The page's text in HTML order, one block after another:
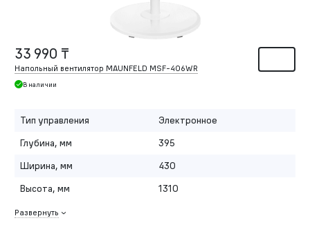
33 990 ₸
Напольный вентилятор MAUNFELD MSF-406WR
В наличии
Тип управления
Электронное
Глубина, мм
395
Ширина, мм
430
Высота, мм
1310
Развернуть